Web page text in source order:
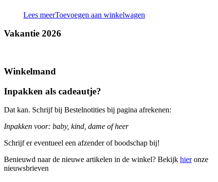
Lees meerToevoegen aan winkelwagen
Vakantie 2026
Winkelmand
Inpakken als cadeautje?
Dat kan. Schrijf bij Bestelnotities bij pagina afrekenen:
Inpakken voor: baby, kind, dame of heer
Schrijf er eventueel een afzender of boodschap bij!
Benieuwd naar de nieuwe artikelen in de winkel? Bekijk hieronze
nieuwsbrieven